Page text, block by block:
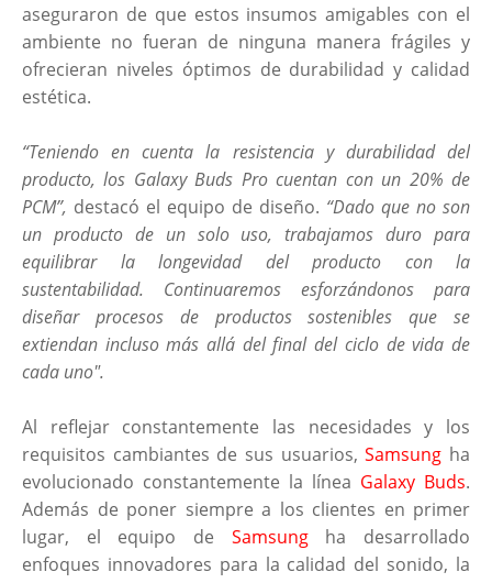
aseguraron de que estos insumos amigables con el
ambiente no fueran de ninguna manera frágiles y
ofrecieran niveles óptimos de durabilidad y calidad
estética.
“Teniendo en cuenta la resistencia y durabilidad del
producto, los Galaxy Buds Pro cuentan con un 20% de
PCM”, destacó el equipo de diseño. “Dado que no son
un producto de un solo uso, trabajamos duro para
equilibrar la longevidad del producto con la
sustentabilidad. Continuaremos esforzándonos para
diseñar procesos de productos sostenibles que se
extiendan incluso más allá del final del ciclo de vida de
cada uno".
Al reflejar constantemente las necesidades y los
requisitos cambiantes de sus usuarios,Samsung ha
evolucionado constantemente la línea Galaxy Buds.
Además de poner siempre a los clientes en primer
lugar, el equipo de Samsungha desarrollado
enfoques innovadores para la calidad del sonido, la